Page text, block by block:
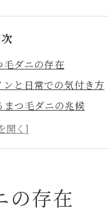
毛ダニの存在
と日常での気付き方
まつ毛ダニの兆候
まつ毛ダニの可能性
めるためのポイント
ダニを疑うタイミング
で発見するポイント
の存在